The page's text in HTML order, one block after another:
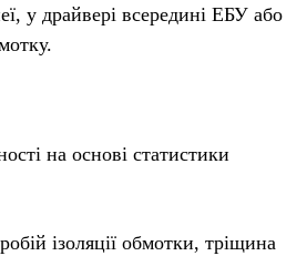
у драйвері всередині ЕБУ або
на основі статистики
ізоляції обмотки, тріщина